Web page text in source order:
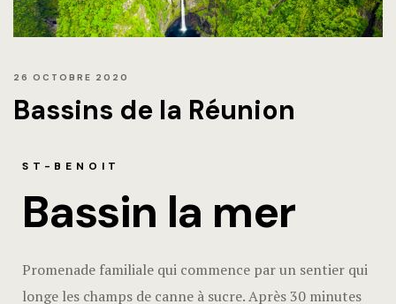
26 OCTOBRE 2020
Bassins de la Réunion
ST-BENOIT
Bassin la mer
Promenade familiale qui commence par un sentier qui
longe les champs de canne à sucre. Après 30 minutes